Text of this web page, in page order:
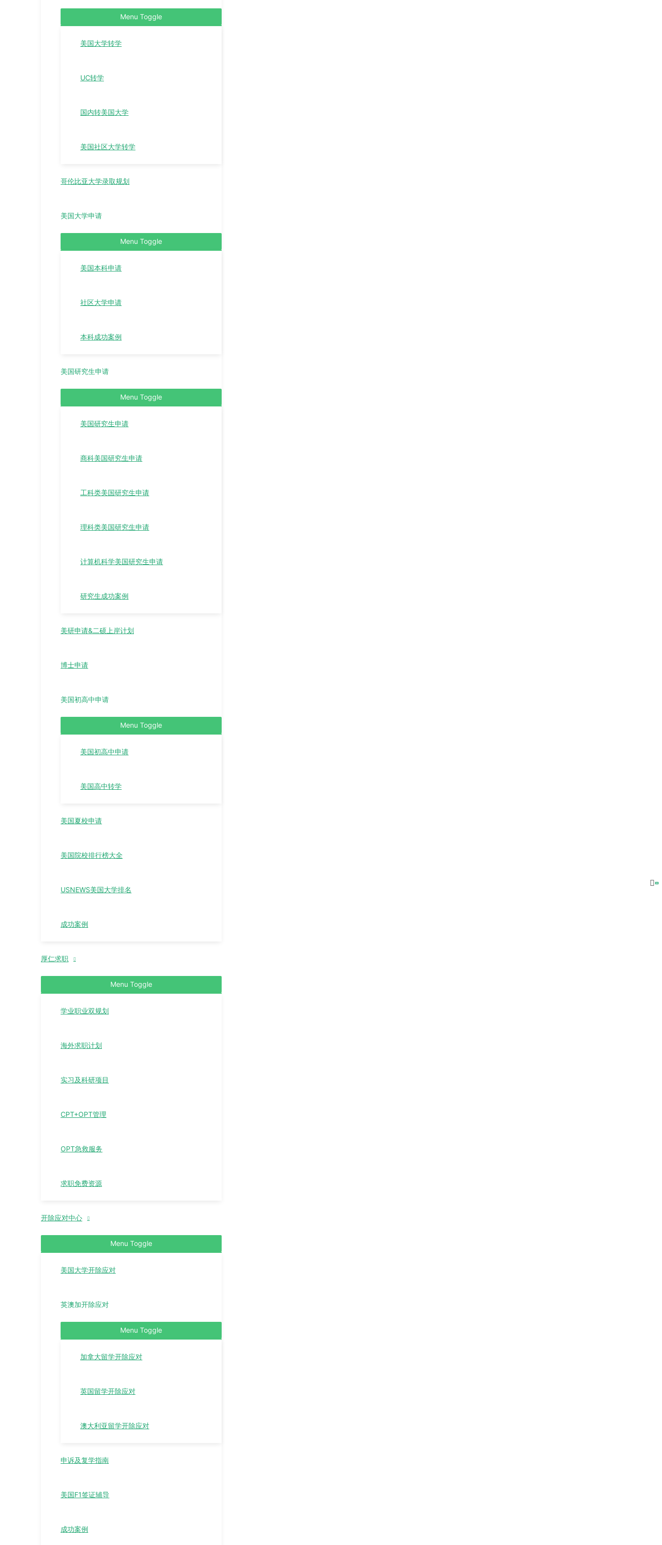
Menu Toggle
美国大学转学
UC转学
国内转美国大学
美国社区大学转学
哥伦比亚大学录取规划
美国大学申请
Menu Toggle
美国本科申请
社区大学申请
本科成功案例
美国研究生申请
Menu Toggle
美国研究生申请
商科美国研究生申请
工科类美国研究生申请
理科类美国研究生申请
计算机科学美国研究生申请
研究生成功案例
美研申请&二硕上岸计划
博士申请
美国初高中申请
Menu Toggle
美国初高中申请
美国高中转学
美国夏校申请
美国院校排行榜大全
USNEWS美国大学排名
成功案例
厚仁求职
Menu Toggle
学业职业双规划
海外求职计划
实习及科研项目
CPT+OPT管理
OPT急救服务
求职免费资源
开除应对中心
Menu Toggle
美国大学开除应对
英澳加开除应对
Menu Toggle
加拿大留学开除应对
英国留学开除应对
澳大利亚留学开除应对
申诉及复学指南
美国F1签证辅导
成功案例